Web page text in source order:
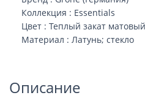
Коллекция : Essentials
Цвет : Теплый закат матовый
Материал : Латунь; стекло
Описание